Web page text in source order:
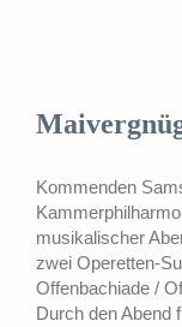
Kommenden
musikalischer
zwei Operetten-
Offenbachiade /
Durch den Abend